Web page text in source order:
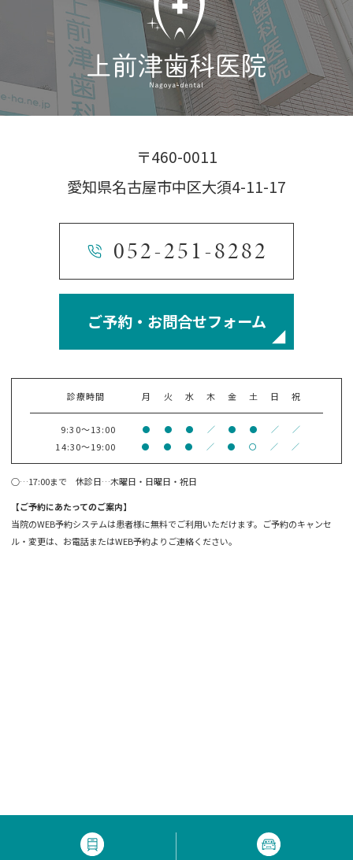
〒460-0011
愛知県名古屋市中区大須4-11-17
052-251-8282
ご予約・お問合せフォーム
診療時間 月 火 水 木 金 土 日 祝
9:30～13:00 ● ● ● ／ ● ● ／ ／
14:30～19:00 ● ● ● ／ ● 〇 ／ ／
○…17:00まで 休診日…木曜日・日曜日・祝日
【ご予約にあたってのご案内】
当院のWEB予約システムは患者様に無料でご利用いただけます。ご予約のキャンセ
ル・変更は、お電話またはWEB予約よりご連絡ください。